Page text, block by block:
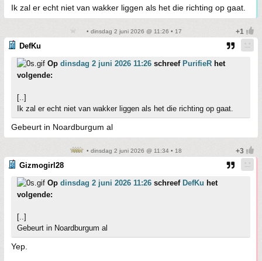
Ik zal er echt niet van wakker liggen als het die richting op gaat.
• dinsdag 2 juni 2026 @ 11:26 • 17
DefKu
Op dinsdag 2 juni 2026 11:26 schreef PurifieR het
volgende:
[..]
Ik zal er echt niet van wakker liggen als het die richting op gaat.
Gebeurt in Noardburgum al
• dinsdag 2 juni 2026 @ 11:34 • 18
Gizmogirl28
Op dinsdag 2 juni 2026 11:26 schreef DefKu het
volgende:
[..]
Gebeurt in Noardburgum al
Yep.